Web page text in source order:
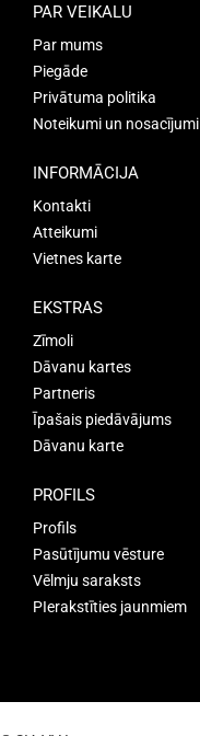
PAR VEIKALU
Par mums
Piegāde
Privātuma politika
Noteikumi un nosacījumi
INFORMĀCIJA
Kontakti
Atteikumi
Vietnes karte
EKSTRAS
Zīmoli
Dāvanu kartes
Partneris
Īpašais piedāvājums
Dāvanu karte
PROFILS
Profils
Pasūtījumu vēsture
Vēlmju saraksts
PIerakstīties jaunmiem